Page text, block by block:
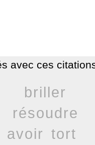
avec ces
briller
résoudre
avoir tort